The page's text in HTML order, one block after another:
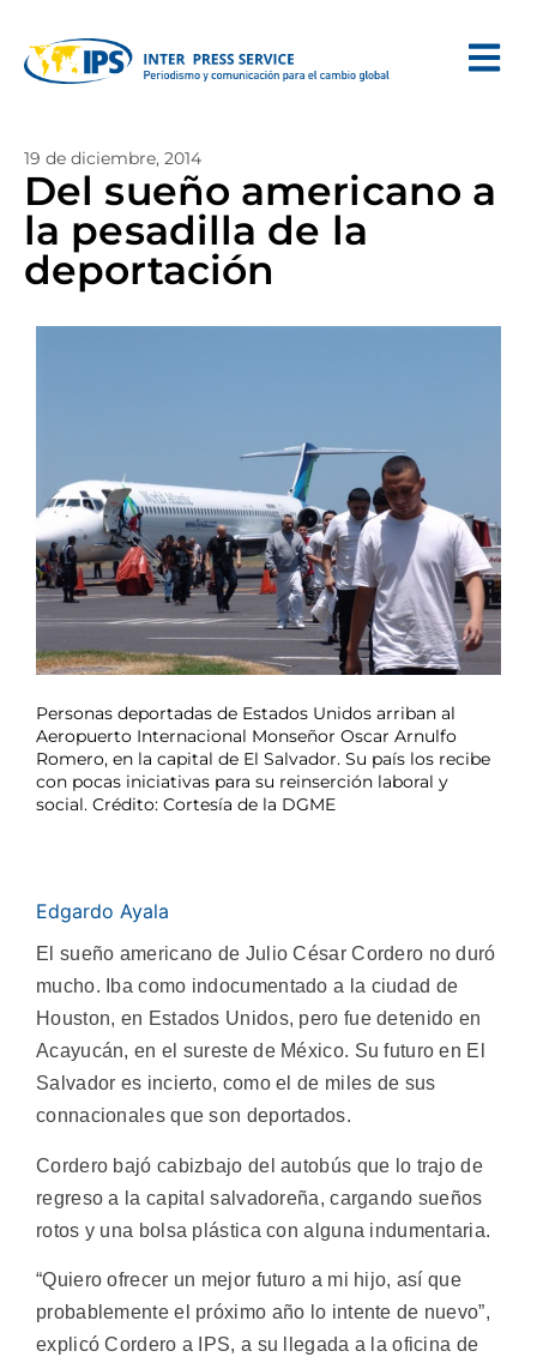
19 de diciembre, 2014
Del sueño americano a
la pesadilla de la
deportación
Personas deportadas de Estados Unidos arriban al
Aeropuerto Internacional Monseñor Oscar Arnulfo
Romero, en la capital de El Salvador. Su país los recibe
con pocas iniciativas para su reinserción laboral y
social. Crédito: Cortesía de la DGME
Edgardo Ayala
El sueño americano de Julio César Cordero no duró
mucho. Iba como indocumentado a la ciudad de
Houston, en Estados Unidos, pero fue detenido en
Acayucán, en el sureste de México. Su futuro en El
Salvador es incierto, como el de miles de sus
connacionales que son deportados.
Cordero bajó cabizbajo del autobús que lo trajo de
regreso a la capital salvadoreña, cargando sueños
rotos y una bolsa plástica con alguna indumentaria.
“Quiero ofrecer un mejor futuro a mi hijo, así que
probablemente el próximo año lo intente de nuevo”,
explicó Cordero a IPS, a su llegada a la oficina de